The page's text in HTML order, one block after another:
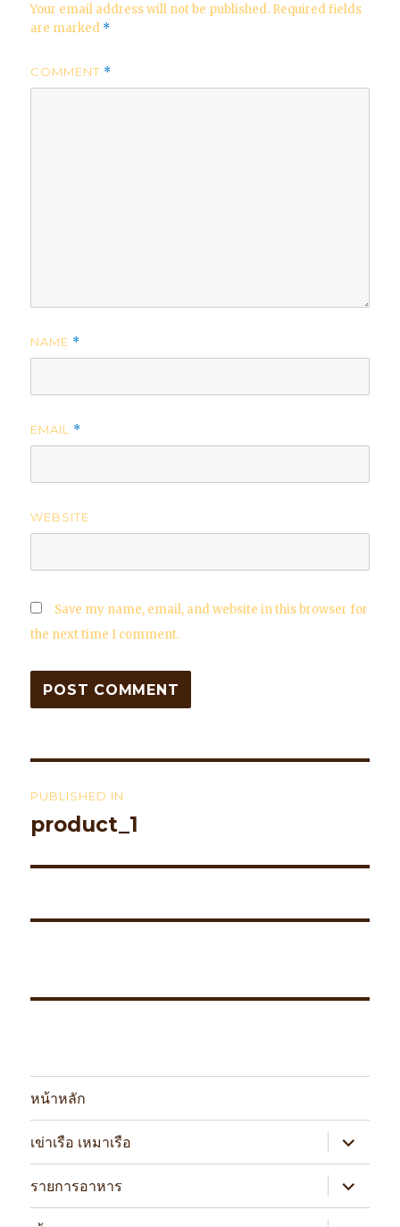
Your email address will not be published. Required fields
are marked *
COMMENT *
NAME *
EMAIL *
WEBSITE
Save my name, email, and website in this browser for
the next time I comment.
navigation
PUBLISHED IN
product_1
หน้าหลัก
เข่าเรือ เหมาเรือ
expand
child
menu
รายการอาหาร
expand
child
menu